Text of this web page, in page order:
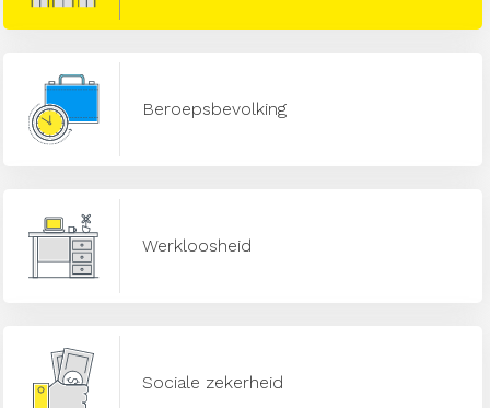
Beroepsbevolking
Werkloosheid
Sociale zekerheid